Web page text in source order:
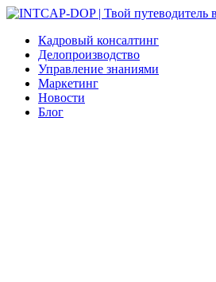
Кадровый консалтинг
Делопроизводство
Управление знаниями
Маркетинг
Новости
Блог